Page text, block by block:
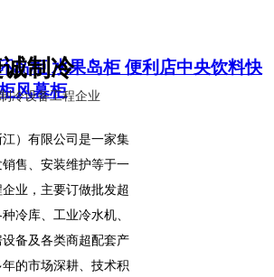
岛柜 水果岛柜 便利店中央饮料快
风幕柜
制冷
冷设备工程企业
）有限公司是一家集
售、安装维护等于一
业，主要订做批发超
冷库、工业冷水机、
备及各类商超配套产
的市场深耕、技术积